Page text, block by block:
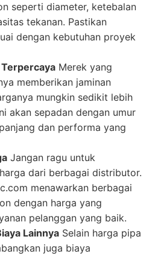
seperti diameter, ketebalan
tekanan. Pastikan
dengan kebutuhan proyek
Merek yang
memberikan jaminan
mungkin sedikit lebih
akan sepadan dengan umur
dan performa yang
Jangan ragu untuk
dari berbagai distributor.
menawarkan berbagai
dengan harga yang
pelanggan yang baik.
Lainnya Selain harga pipa
juga biaya